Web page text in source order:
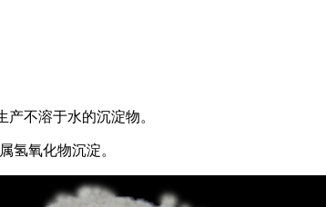
不溶于水的沉淀物。
氢氧化物沉淀。